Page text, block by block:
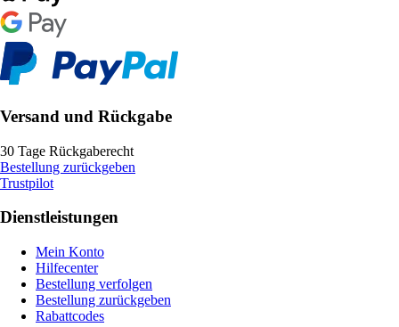
Versand und Rückgabe
30 Tage Rückgaberecht
Bestellung zurückgeben
Trustpilot
Dienstleistungen
Mein Konto
Hilfecenter
Bestellung verfolgen
Bestellung zurückgeben
Rabattcodes